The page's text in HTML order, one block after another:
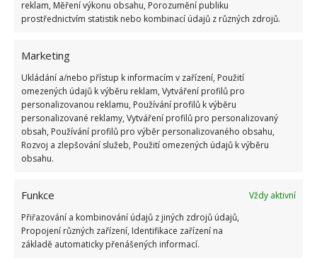
reklam, Měření výkonu obsahu, Porozumění publiku
prostřednictvím statistik nebo kombinací údajů z různých zdrojů.
Marketing
Ukládání a/nebo přístup k informacím v zařízení, Použití
omezených údajů k výběru reklam, Vytváření profilů pro
personalizovanou reklamu, Používání profilů k výběru
personalizované reklamy, Vytváření profilů pro personalizovaný
obsah, Používání profilů pro výběr personalizovaného obsahu,
Rozvoj a zlepšování služeb, Použití omezených údajů k výběru
obsahu.
Funkce
Vždy aktivní
Přiřazování a kombinování údajů z jiných zdrojů údajů,
Propojení různých zařízení, Identifikace zařízení na
základě automaticky přenášených informací.
dobře, doma nejlépe.
Obrázek:pixabay.com